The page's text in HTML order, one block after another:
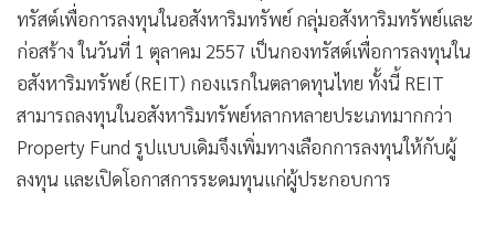
• ผู้จัดกวน
• Good health & Well-being
• Green Innovation & SD
• Management & HR
• MGR Live
• Infographic
ทรัสต์เพื่อการลงทุนในอสังหาริมทรัพย์ กลุ่มอสังหาริมทรัพย์และ
ก่อสร้าง ในวันที่ 1 ตุลาคม 2557 เป็นกองทรัสต์เพื่อการลงทุนใน
อสังหาริมทรัพย์ (REIT) กองแรกในตลาดทุนไทย ทั้งนี้ REIT
สามารถลงทุนในอสังหาริมทรัพย์หลากหลายประเภทมากกว่า
Property Fund รูปแบบเดิมจึงเพิ่มทางเลือกการลงทุนให้กับผู้
ลงทุน และเปิดโอกาสการระดมทุนแก่ผู้ประกอบการ